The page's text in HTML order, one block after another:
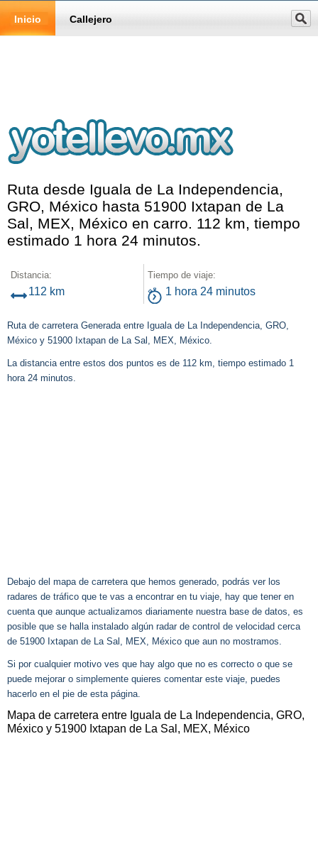
Inicio Callejero
Ruta desde Iguala de La Independencia,
GRO, México hasta 51900 Ixtapan de La
Sal, MEX, México en carro. 112 km, tiempo
estimado 1 hora 24 minutos.
Distancia:
112 km
Tiempo de viaje:
1 hora 24 minutos
Ruta de carretera Generada entre Iguala de La Independencia, GRO,
México y 51900 Ixtapan de La Sal, MEX, México.
La distancia entre estos dos puntos es de 112 km, tiempo estimado 1
hora 24 minutos.
Debajo del mapa de carretera que hemos generado, podrás ver los
radares de tráfico que te vas a encontrar en tu viaje, hay que tener en
cuenta que aunque actualizamos diariamente nuestra base de datos, es
posible que se halla instalado algún radar de control de velocidad cerca
de 51900 Ixtapan de La Sal, MEX, México que aun no mostramos.
Si por cualquier motivo ves que hay algo que no es correcto o que se
puede mejorar o simplemente quieres comentar este viaje, puedes
hacerlo en el pie de esta página.
Mapa de carretera entre Iguala de La Independencia, GRO,
México y 51900 Ixtapan de La Sal, MEX, México